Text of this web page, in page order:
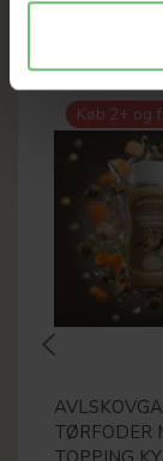
Køb 2+ og
TØRFODER